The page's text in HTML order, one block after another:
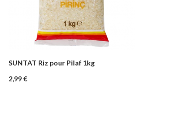
SUNTAT Riz pour Pilaf 1kg
Prix
2,99 €
– + Ajouter au panier